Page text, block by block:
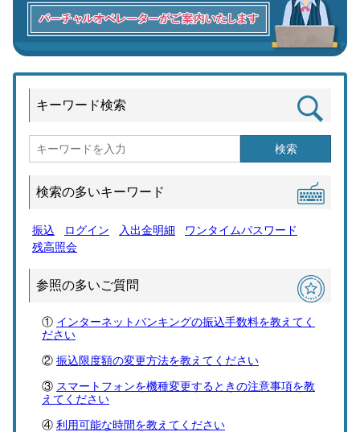
キーワード検索
検索
検索の多いキーワード
振込 ログイン 入出金明細
ワンタイムパスワード
残高照会
参照の多いご質問
インターネットバンキングの振込手数料を教えてく
ださい
振込限度額の変更方法を教えてください
スマートフォンを機種変更するときの注意事項を教
えてください
利用可能な時間を教えてください